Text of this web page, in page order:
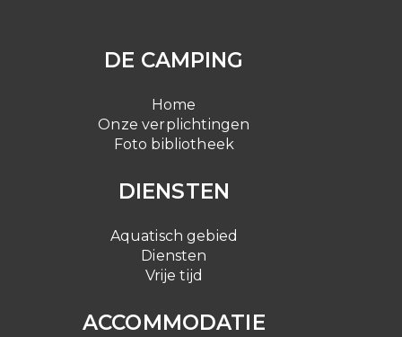
DE CAMPING
Home
Onze verplichtingen
Foto bibliotheek
DIENSTEN
Aquatisch gebied
Diensten
Vrije tijd
ACCOMMODATIE